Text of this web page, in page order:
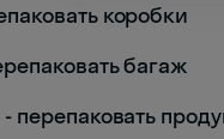
коробки
багаж
перепаковать